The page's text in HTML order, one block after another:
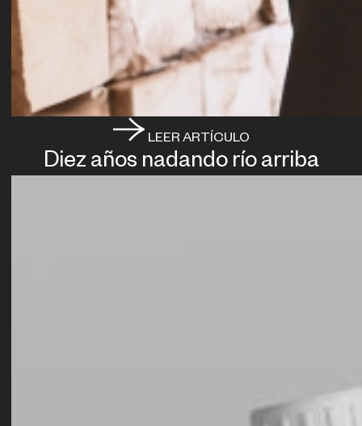
LEER ARTÍCULO
Diez años nadando río arriba